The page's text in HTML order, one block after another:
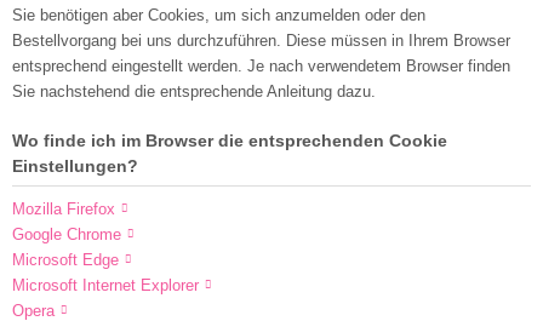
Sie benötigen aber Cookies, um sich anzumelden oder den
Bestellvorgang bei uns durchzuführen. Diese müssen in Ihrem Browser
entsprechend eingestellt werden. Je nach verwendetem Browser finden
Sie nachstehend die entsprechende Anleitung dazu.
Wo finde ich im Browser die entsprechenden Cookie
Einstellungen?
Mozilla Firefox
Google Chrome
Microsoft Edge
Microsoft Internet Explorer
Opera